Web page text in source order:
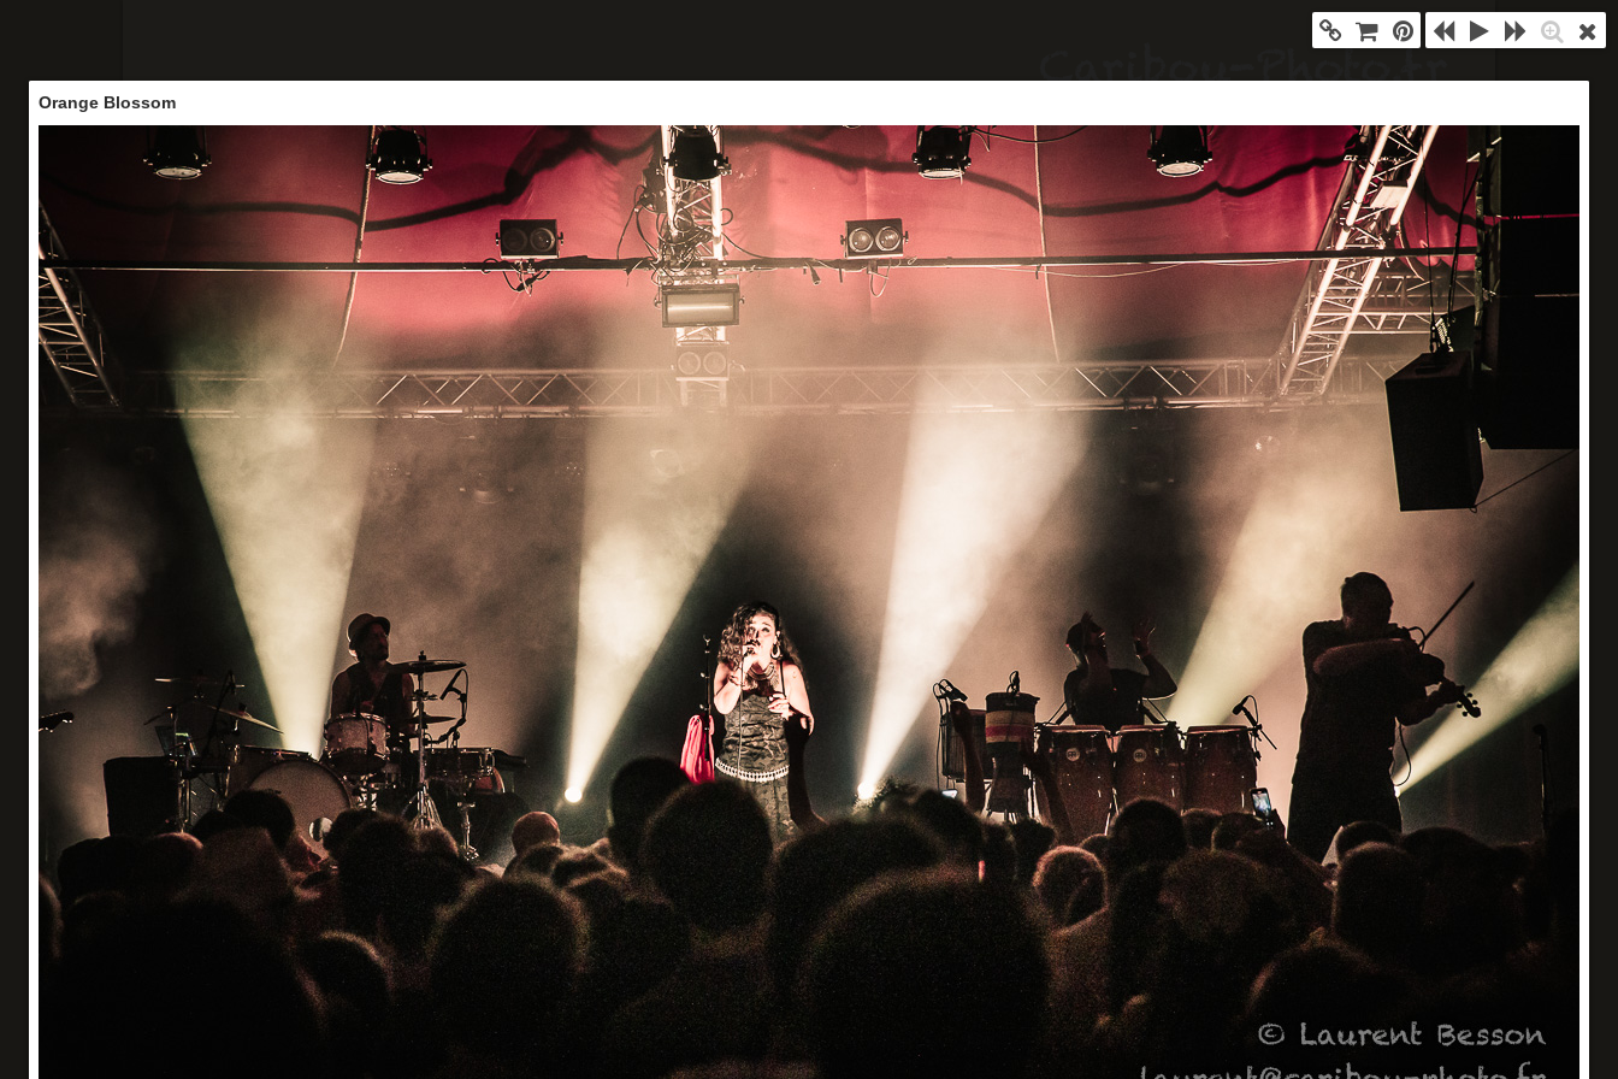
Accueil Concerts Portraits Voyages Divers A Propos Contact
Orange Blossom
Festival d’Été
Cabaret Sauvage - 25/06/26
Orange Blossom